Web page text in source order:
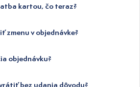
kartou, čo teraz?
zmenu v objednávke?
objednávku?
bez udania dôvodu?